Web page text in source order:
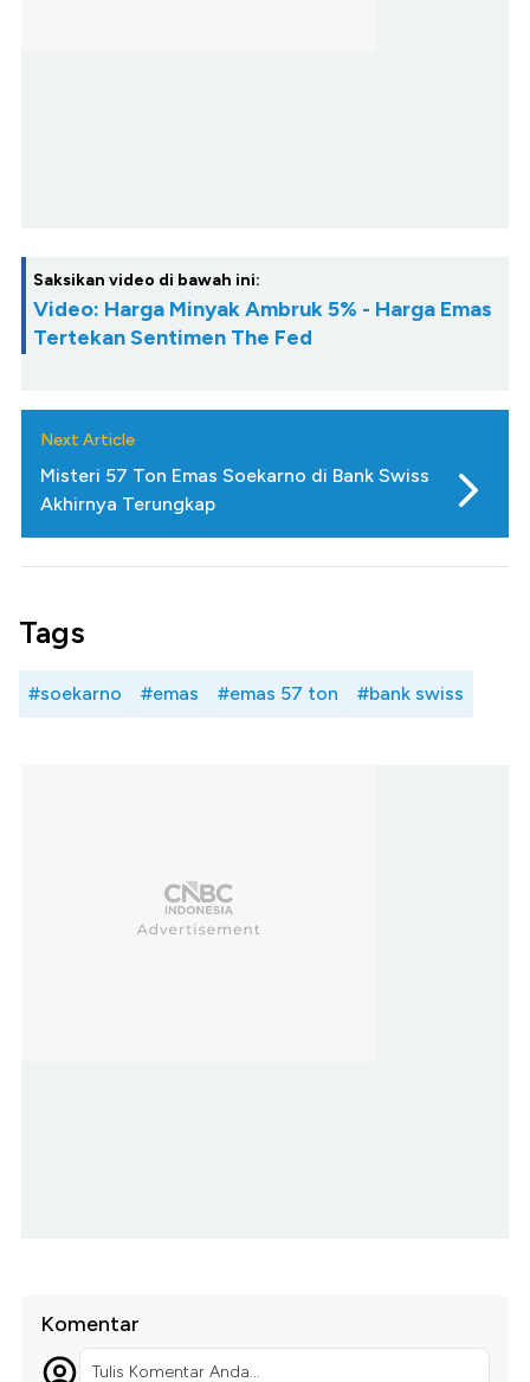
Saksikan video di bawah ini:
Video: Harga Minyak Ambruk 5% - Harga Emas
Tertekan Sentimen The Fed
Next Article
Misteri 57 Ton Emas Soekarno di Bank Swiss
Akhirnya Terungkap
Tags
#soekarno #emas #emas 57 ton #bank swiss
Komentar
Tulis Komentar Anda...